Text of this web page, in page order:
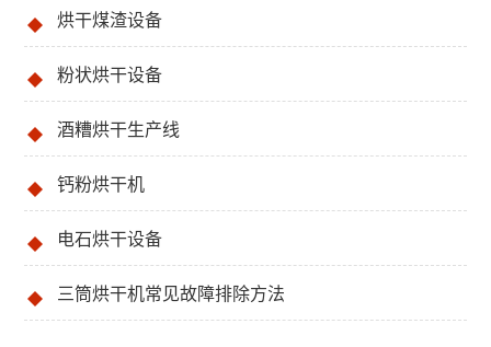
烘干煤渣设备
粉状烘干设备
酒糟烘干生产线
钙粉烘干机
电石烘干设备
三筒烘干机常见故障排除方法